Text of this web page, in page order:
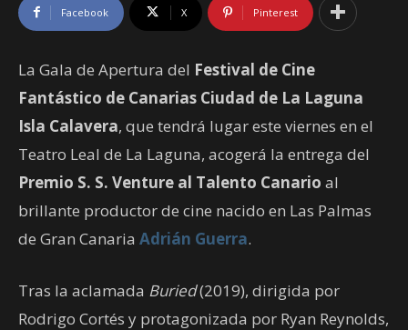
Facebook X Pinterest
La Gala de Apertura del Festival de Cine
Fantástico de Canarias Ciudad de La Laguna
Isla Calavera, que tendrá lugar este viernes en el
Teatro Leal de La Laguna, acogerá la entrega del
Premio S. S. Venture al Talento Canario al
brillante productor de cine nacido en Las Palmas
de Gran Canaria Adrián Guerra.
Tras la aclamada Buried(2019), dirigida por
Rodrigo Cortés y protagonizada por Ryan Reynolds,